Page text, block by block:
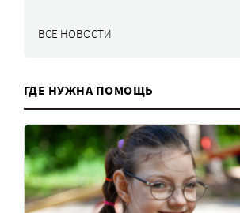
ВСЕ НОВОСТИ
ГДЕ НУЖНА ПОМОЩЬ